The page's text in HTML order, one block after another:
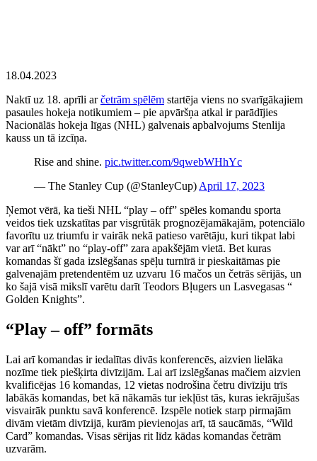
18.04.2023
Naktī uz 18. aprīli arčetrām spēlēm startēja viens no svarīgākajiem
pasaules hokeja notikumiem – pie apvāršņa atkal ir parādījies
Nacionālās hokeja līgas (NHL) galvenais apbalvojums Stenlija
kauss un tā izcīņa.
Rise and shine. pic.twitter.com/9qwebWHhYc
— The Stanley Cup (@StanleyCup) April 17, 2023
Ņemot vērā, ka tieši NHL “play – off” spēles komandu sporta
veidos tiek uzskatītas par visgrūtāk prognozējamākajām, potenciālo
favorītu uz triumfu ir vairāk nekā patieso varētāju, kuri tikpat labi
var arī “nākt” no “play-off” zara apakšējām vietā. Bet kuras
komandas šī gada izslēgšanas spēļu turnīrā ir pieskaitāmas pie
galvenajām pretendentēm uz uzvaru 16 mačos un četrās sērijās, un
ko šajā visā mikslī varētu darīt Teodors Bļugers un Lasvegasas “
Golden Knights”.
“Play – off” formāts
Lai arī komandas ir iedalītas divās konferencēs, aizvien lielāka
nozīme tiek piešķirta divīzijām. Lai arī izslēgšanas mačiem aizvien
kvalificējas 16 komandas, 12 vietas nodrošina četru divīziju trīs
labākās komandas, bet kā nākamās tur iekļūst tās, kuras iekrājušas
visvairāk punktu savā konferencē. Izspēle notiek starp pirmajām
divām vietām divīzijā, kurām pievienojas arī, tā saucāmās, “Wild
Card” komandas. Visas sērijas rit līdz kādas komandas četrām
uzvarām.